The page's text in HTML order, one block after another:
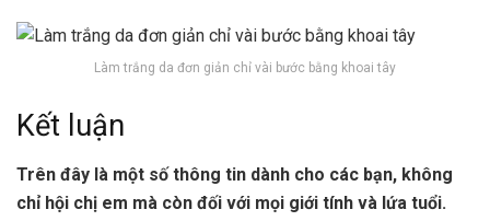
Làm trắng da đơn giản chỉ vài bước bằng khoai tây
Kết luận
Trên đây là một số thông tin dành cho các bạn, không
chỉ hội chị em mà còn đối với mọi giới tính và lứa tuổi.